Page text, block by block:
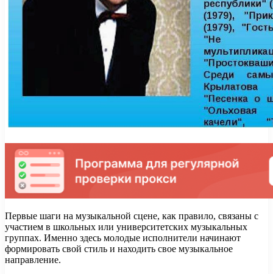
Первые шаги на музыкальной сцене, как правило, связаны с
участием в школьных или университетских музыкальных
группах. Именно здесь молодые исполнители начинают
формировать свой стиль и находить свое музыкальное
направление.